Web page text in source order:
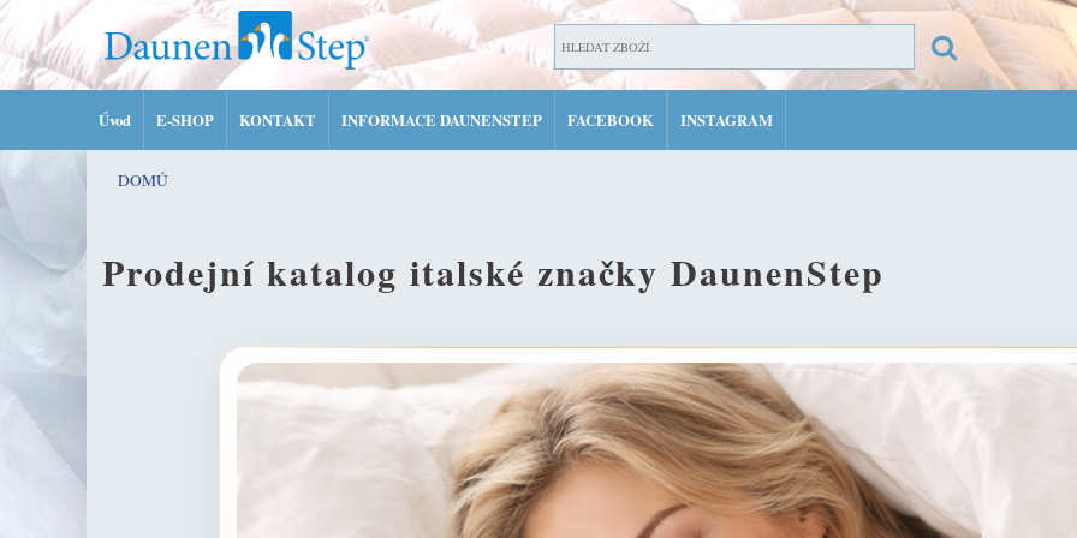
Úvod E-SHOP KONTAKT INFORMACE DAUNENSTEP FACEBOOK INSTAGRAM
DOMŮ
Prodejní katalog italské značky DaunenStep